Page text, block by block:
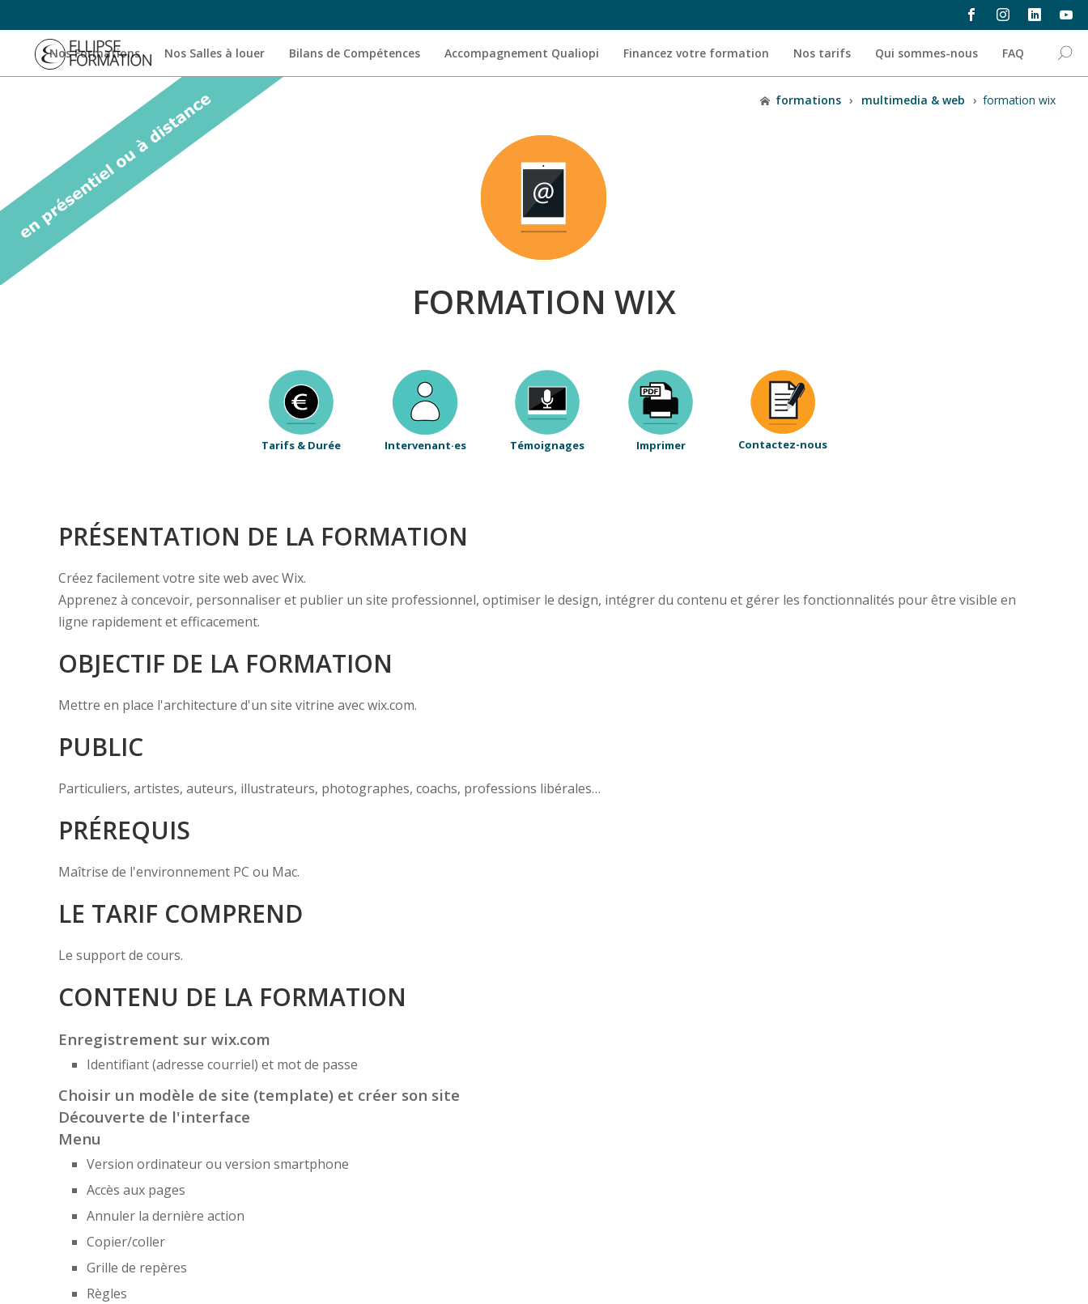
Nos Formations Nos Salles à louer Bilans de Compétences Accompagnement Qualiopi Financez votre formation Nos tarifs Qui sommes-nous FAQ
formations › multimedia & web › formation wix
FORMATION WIX
Tarifs & Durée Intervenant·es Témoignages Imprimer Contactez-nous
PRÉSENTATION DE LA FORMATION
Créez facilement votre site web avec Wix.
Apprenez à concevoir, personnaliser et publier un site professionnel, optimiser le design, intégrer du contenu et gérer les fonctionnalités pour être visible en
ligne rapidement et efficacement.
OBJECTIF DE LA FORMATION
Mettre en place l'architecture d'un site vitrine avec wix.com.
PUBLIC
Particuliers, artistes, auteurs, illustrateurs, photographes, coachs, professions libérales…
PRÉREQUIS
Maîtrise de l'environnement PC ou Mac.
LE TARIF COMPREND
Le support de cours.
CONTENU DE LA FORMATION
Enregistrement sur wix.com
Identifiant (adresse courriel) et mot de passe
Choisir un modèle de site (template) et créer son site
Découverte de l'interface
Menu
Version ordinateur ou version smartphone
Accès aux pages
Annuler la dernière action
Copier/coller
Grille de repères
Règles